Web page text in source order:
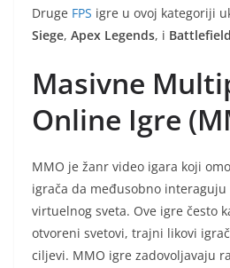
Druge FPS igre u ovoj kategoriji
Siege, Apex Legends, i Battlefield
Masivne
Online Igre
MMO je žanr video igara koji
igrača da međusobno
virtuelnog sveta. Ove igre često
otvoreni svetovi, trajni likovi
ciljevi. MMO igre zadovoljavaju